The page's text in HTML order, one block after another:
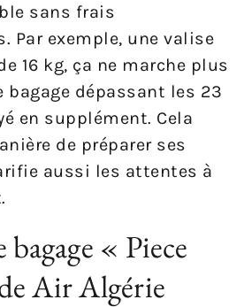
sans frais
Par exemple, une valise
16 kg, ça ne marche plus
bagage dépassant les 23
en supplément. Cela
de préparer ses
aussi les attentes à
« Piece
Air Algérie